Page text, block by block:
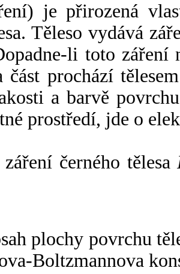
je přirozená
Těleso vydává
li toto záření
část prochází
a barvě
prostředí, jde o
černého tělesa
plochy povrchu
Boltzmannova